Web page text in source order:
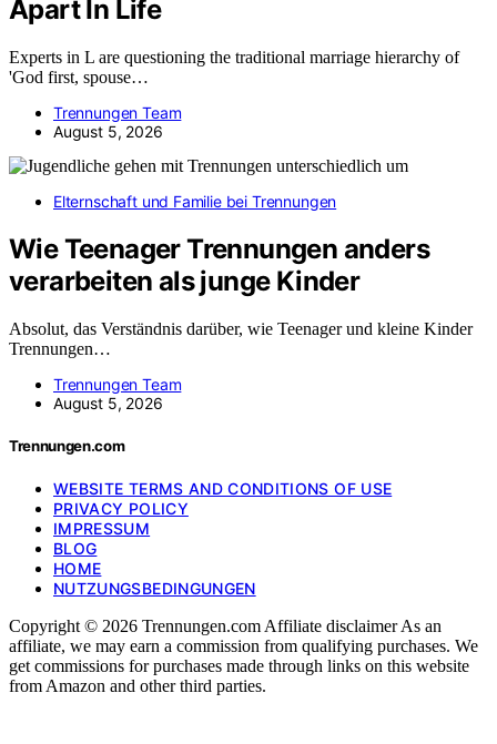
Apart In Life
Experts in L are questioning the traditional marriage hierarchy of
'God first, spouse…
Trennungen Team
August 5, 2026
Elternschaft und Familie bei Trennungen
Wie Teenager Trennungen anders
verarbeiten als junge Kinder
Absolut, das Verständnis darüber, wie Teenager und kleine Kinder
Trennungen…
Trennungen Team
August 5, 2026
Trennungen.com
WEBSITE TERMS AND CONDITIONS OF USE
PRIVACY POLICY
IMPRESSUM
BLOG
HOME
NUTZUNGSBEDINGUNGEN
Copyright © 2026 Trennungen.com Affiliate disclaimer As an
affiliate, we may earn a commission from qualifying purchases. We
get commissions for purchases made through links on this website
from Amazon and other third parties.